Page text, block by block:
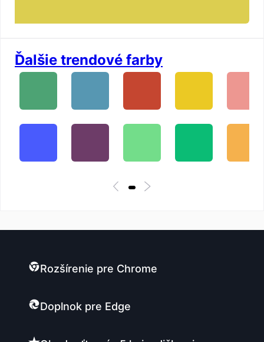
Ďalšie trendové farby
Rozšírenie pre Chrome
Doplnok pre Edge